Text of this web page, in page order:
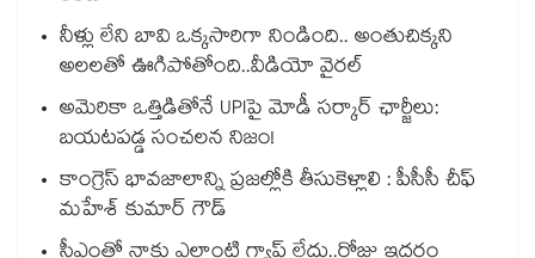
నీళ్లు లేని బావి ఒక్కసారిగా నిండింది.. అంతుచిక్కని
అలలతో ఊగిపోతోంది..వీడియో వైరల్
అమెరికా ఒత్తిడితోనే UPIపై మోడీ సర్కార్‌ ఛార్జీలు:
బయటపడ్డ సంచలన నిజం!
కాంగ్రెస్ భావజాలాన్ని ప్రజల్లోకి తీసుకెళ్లాలి : పీసీసీ చీఫ్‌
మహేశ్ కుమార్ గౌడ్